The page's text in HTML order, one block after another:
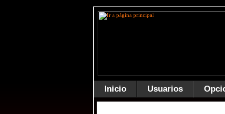
Inicio Usuarios
BR CR DR ER